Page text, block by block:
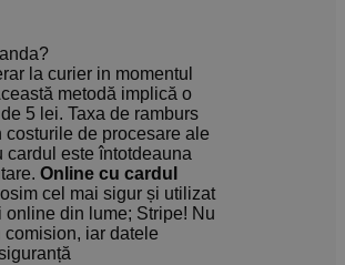
la curier in momentul
metodă implică o
5 lei. Taxa de ramburs
costurile de procesare ale
cardul este întotdeauna
Online cu cardul
cel mai sigur și utilizat
online din lume; Stripe! Nu
iar datele